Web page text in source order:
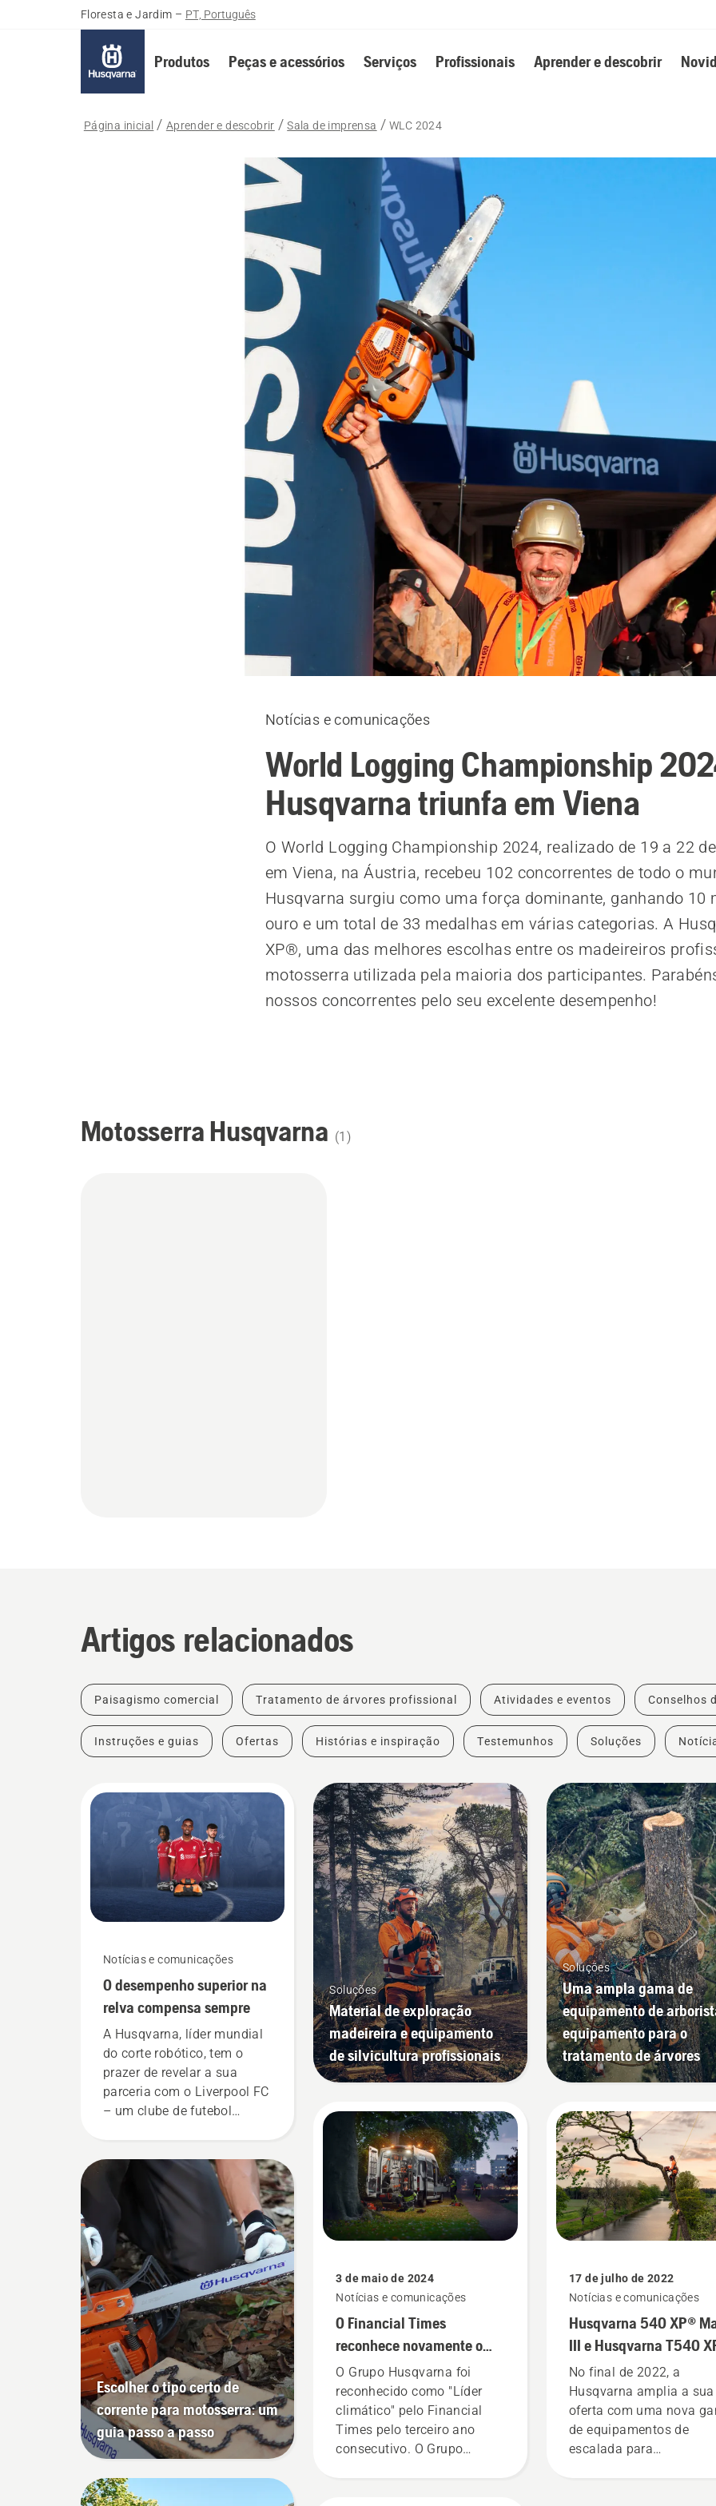
Floresta e Jardim – PT, Português
Produtos Peças e acessórios Serviços Profissionais Aprender e descobrir
Página inicial Aprender e descobrir Sala de imprensa WLC 2024
Notícias e comunicações
World Logging Championship
Husqvarna triunfa em Viena
O World Logging Championship 2024, realizado de 19 a 22
em Viena, na Áustria, recebeu 102 concorrentes de todo o
Husqvarna surgiu como uma força dominante, ganhando 10
ouro e um total de 33 medalhas em várias categorias. A
XP®, uma das melhores escolhas entre os madeireiros
motosserra utilizada pela maioria dos participantes.
nossos concorrentes pelo seu excelente desempenho!
Motosserra Husqvarna (1 )
Artigos relacionados
Paisagismo comercial Tratamento de árvores profissional Atividades e eventos Conselhos
Instruções e guias Ofertas Histórias e inspiração Testemunhos Soluções
Notícias e comunicações
O desempenho superior na
relva compensa sempre
A Husqvarna, líder mundial
do corte robótico, tem o
prazer de revelar a sua
parceria com o Liverpool FC
– um clube de futebol
Escolher o tipo certo de
corrente para motosserra: um
guia passo a passo
Soluções
Material de exploração
madeireira e equipamento
de silvicultura profissionais
3 de maio de 2024
Notícias e comunicações
O Financial Times
reconhece novamente o
Grupo Husqvarna como
"Líder climático"
O Grupo Husqvarna foi
reconhecido como "Líder
climático" pelo Financial
Times pelo terceiro ano
consecutivo. O Grupo
Soluções
Uma ampla gama de
equipamento de
equipamento para o
tratamento de árvores
17 de julho de 2022
Notícias e comunicações
Husqvarna 540 XP®
III e Husqvarna T540
Mark III
No final de 2022, a
Husqvarna amplia a sua
oferta com uma nova
de equipamentos de
escalada para